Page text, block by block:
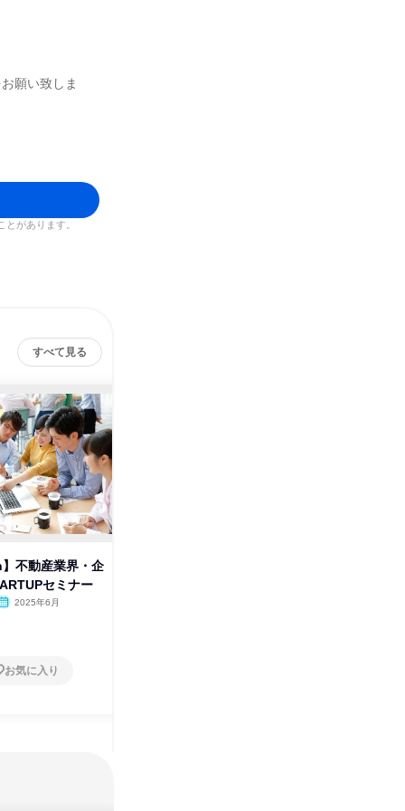
願い致しま
があります。
すべて見る
】不動産業界・企
セミナー
2025年6月
お気に入り